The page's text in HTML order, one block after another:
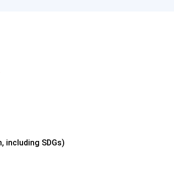
including SDGs)